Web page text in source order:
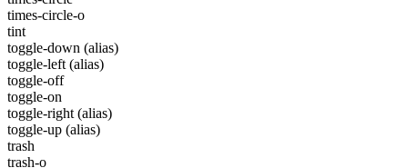
times-circle-o
tint
toggle-down (alias)
toggle-left (alias)
toggle-off
toggle-on
toggle-right (alias)
toggle-up (alias)
trash
trash-o